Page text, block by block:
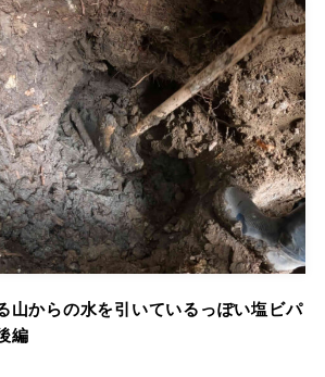
山からの水を引いているっぽい塩ビパ
編